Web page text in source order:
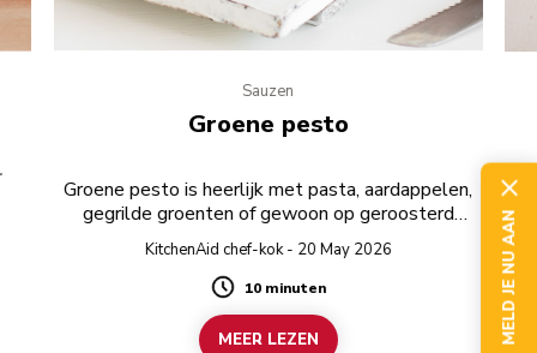
Sauzen
Groene pesto
Groene pesto is heerlijk met pasta, aardappelen,
gegrilde groenten of gewoon op geroosterd
brood.
KitchenAid chef-kok - 20 May 2026
Duration
10 minuten
MEER LEZEN MELD JE NU AAN